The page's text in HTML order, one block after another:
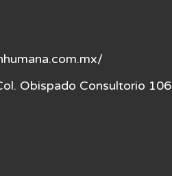
Obispado Consultorio 106